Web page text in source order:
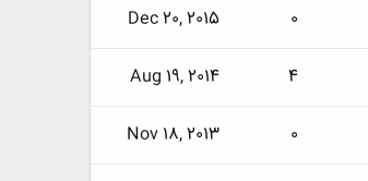
0
Dec 20, 2015
4
Aug 19, 2014
0
Nov 18, 2013